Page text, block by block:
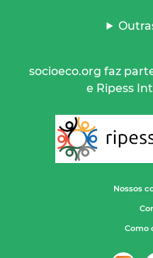
socioeco.org faz
e Ripess
Nossos
Como